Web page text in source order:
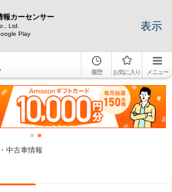
報カーセンサー
Ltd.
Play
表示
履歴 お気に入り メニュー
中古車情報